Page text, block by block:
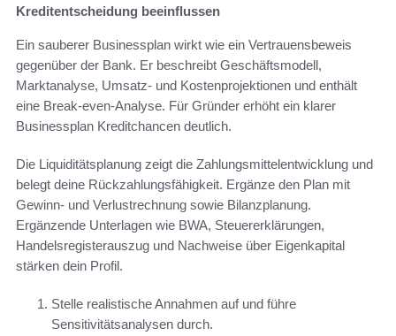
Kreditentscheidung beeinflussen
Ein sauberer Businessplan wirkt wie ein Vertrauensbeweis
gegenüber der Bank. Er beschreibt Geschäftsmodell,
Marktanalyse, Umsatz- und Kostenprojektionen und enthält
eine Break-even-Analyse. Für Gründer erhöht ein klarer
Businessplan Kreditchancen deutlich.
Die Liquiditätsplanung zeigt die Zahlungsmittelentwicklung und
belegt deine Rückzahlungsfähigkeit. Ergänze den Plan mit
Gewinn- und Verlustrechnung sowie Bilanzplanung.
Ergänzende Unterlagen wie BWA, Steuererklärungen,
Handelsregisterauszug und Nachweise über Eigenkapital
stärken dein Profil.
Stelle realistische Annahmen auf und führe
Sensitivitätsanalysen durch.